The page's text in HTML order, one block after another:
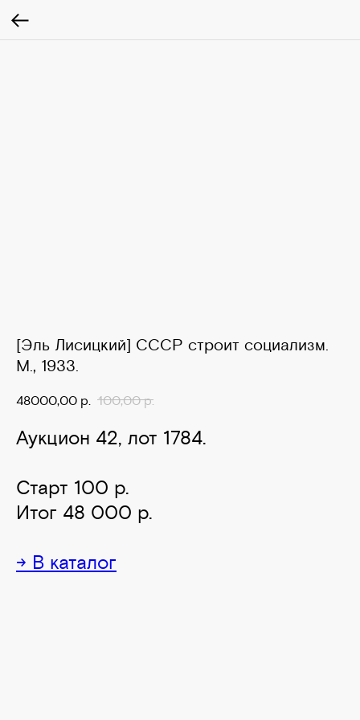
[Эль Лисицкий] СССР строит социализм.
М., 1933.
48000,00 р. 100,00 р.
Аукцион 42, лот 1784.
Старт 100 р.
Итог 48 000 р.
→ В каталог